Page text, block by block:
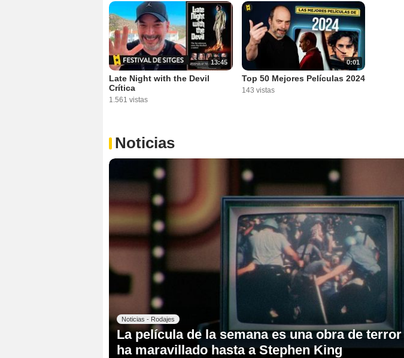
13:45
Late Night with the Devil
Crítica
1.561 vistas
0:01
Top 50 Mejores Películas 2024
143 vistas
Noticias
Noticias - Rodajes
La película de la semana es una obra de
ha maravillado hasta a Stephen King